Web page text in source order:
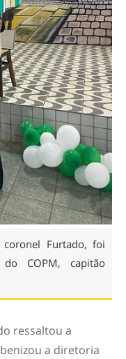
coronel Furtado, foi
do COPM, capitão
ressaltou a
a diretoria